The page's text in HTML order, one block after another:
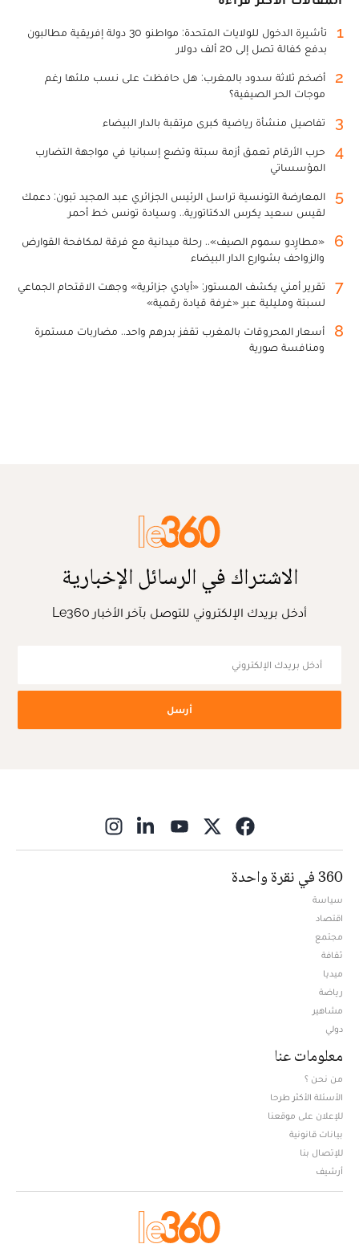
1
تأشيرة الدخول للولايات المتحدة: مواطنو 30 دولة إفريقية مطالبون
بدفع كفالة تصل إلى 20 ألف دولار
2
أضخم ثلاثة سدود بالمغرب: هل حافظت على نسب ملئها رغم
موجات الحر الصيفية؟
3 تفاصيل منشأة رياضية كبرى مرتقبة بالدار البيضاء
4
حرب الأرقام تعمق أزمة سبتة وتضع إسبانيا في مواجهة التضارب
المؤسساتي
5
المعارضة التونسية تراسل الرئيس الجزائري عبد المجيد تبون: دعمك
لقيس سعيد يكرس الدكتاتورية.. وسيادة تونس خط أحمر
6
«مطارِدو سموم الصيف».. رحلة ميدانية مع فرقة لمكافحة القوارض
والزواحف بشوارع الدار البيضاء
7
تقرير أمني يكشف المستور: «أيادي جزائرية» وجهت الاقتحام الجماعي
لسبتة ومليلية عبر «غرفة قيادة رقمية»
8
أسعار المحروقات بالمغرب تقفز بدرهم واحد.. مضاربات مستمرة
ومنافسة صورية
الاشتراك في الرسائل الإخبارية
أدخل بريدك الإلكتروني للتوصل بآخر الأخبار Le360
أرسل
360 في نقرة واحدة
سياسة
اقتصاد
مجتمع
ثقافة
ميديا
رياضة
مشاهير
دولي
معلومات عنا
من نحن ؟
الأسئلة الأكثر طرحا
للإعلان على موقعنا
بيانات قانونية
للإتصال بنا
أرشيف